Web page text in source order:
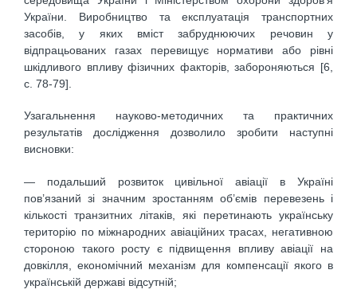
України. Виробництво та експлуатація транспортних
засобів, у яких вміст забруднюючих речовин у
відпрацьованих газах перевищує нормативи або рівні
шкідливого впливу фізичних факторів, забороняються [6,
c. 78-79].
Узагальнення науково-методичних та практичних
результатів дослідження дозволило зробити наступні
висновки:
— подальший розвиток цивільної авіації в Україні
пов’язаний зі значним зростанням об’ємів перевезень і
кількості транзитних літаків, які перетинають українську
територію по міжнародних авіаційних трасах, негативною
стороною такого росту є підвищення впливу авіації на
довкілля, економічний механізм для компенсації якого в
українській державі відсутній;